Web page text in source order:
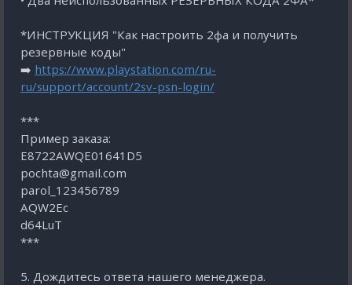
*ИНСТРУКЦИЯ "Как настроить 2фа и получить
резервные коды"
➡️ https://www.playstation.com/ru-
ru/support/account/2sv-psn-login/
***
Пример заказа:
E8722AWQE01641D5
pochta@gmail.com
parol_123456789
AQW2Eс
d64LuT
***
5. Дождитесь ответа нашего менеджера.